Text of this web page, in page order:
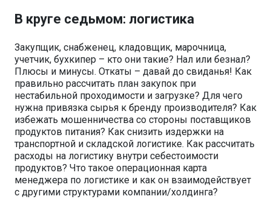
В круге седьмом: логистика
Закупщик, снабженец, кладовщик, марочница,
учетчик, бухкипер – кто они такие? Нал или безнал?
Плюсы и минусы. Откаты – давай до свиданья! Как
правильно рассчитать план закупок при
нестабильной проходимости и загрузке? Для чего
нужна привязка сырья к бренду производителя? Как
избежать мошенничества со стороны поставщиков
продуктов питания? Как снизить издержки на
транспортной и складской логистике. Как рассчитать
расходы на логистику внутри себестоимости
продуктов? Что такое операционная карта
менеджера по логистике и как он взаимодействует
с другими структурами компании/холдинга?